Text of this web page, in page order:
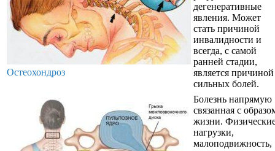
Остеохондроз
дегенеративные
явления. Может
стать причиной
инвалидности и
всегда, с самой
ранней стадии,
является причиной
сильных болей.
Болезнь напрямую
связанная с
жизни.
нагрузки,
малоподвижность,